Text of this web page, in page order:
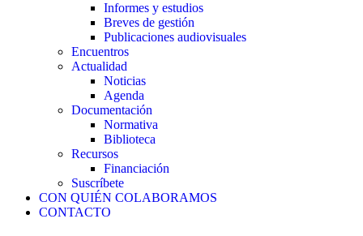
Informes y estudios
Breves de gestión
Publicaciones audiovisuales
Encuentros
Actualidad
Noticias
Agenda
Documentación
Normativa
Biblioteca
Recursos
Financiación
Suscríbete
CON QUIÉN COLABORAMOS
CONTACTO